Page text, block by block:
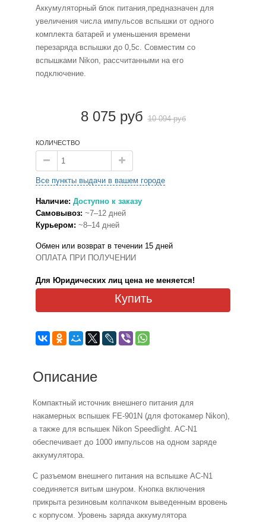
Аккумуляторный блок питания,предназначен для
увеличения числа импульсов вспышки от одного
комплекта батарей и уменьшения времени
перезаряда вспышки до 0,5с. Совместим со
вспышками Nikon, рассчитанными на его
подключение.
8 075 руб 10 094 руб
КОЛИЧЕСТВО
Все пункты выдачи в вашем городе
Наличие: Доступно к заказу
Самовывоз: ~7–12 дней
Курьером: ~8–14 дней
Обмен или возврат в течении 15 дней
ОПЛАТА ПРИ ПОЛУЧЕНИИ
Для Юридических лиц цена не меняется!
Купить
Описание
Компактный источник внешнего питания для
накамерных вспышек FE-901N (для фотокамер Nikon),
а также для вспышек Nikon Speedlight. AC-N1
обеспечивает до 1000 импульсов на одном заряде
аккумулятора.
С разъемом внешнего питания на вспышке AC-N1
соединяется витым шнуром. Кнопка включения
прикрыта резиновым колпачком выведенным вровень
с корпусом. Уровень заряда аккумулятора